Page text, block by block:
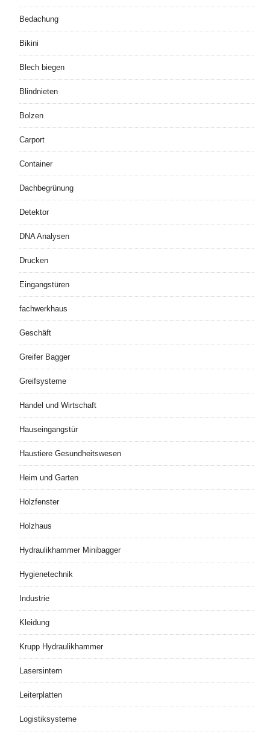
Bedachung
Bikini
Blech biegen
Blindnieten
Bolzen
Carport
Container
Dachbegrünung
Detektor
DNA Analysen
Drucken
Eingangstüren
fachwerkhaus
Geschäft
Greifer Bagger
Greifsysteme
Handel und Wirtschaft
Hauseingangstür
Haustiere Gesundheitswesen
Heim und Garten
Holzfenster
Holzhaus
Hydraulikhammer Minibagger
Hygienetechnik
Industrie
Kleidung
Krupp Hydraulikhammer
Lasersintern
Leiterplatten
Logistiksysteme